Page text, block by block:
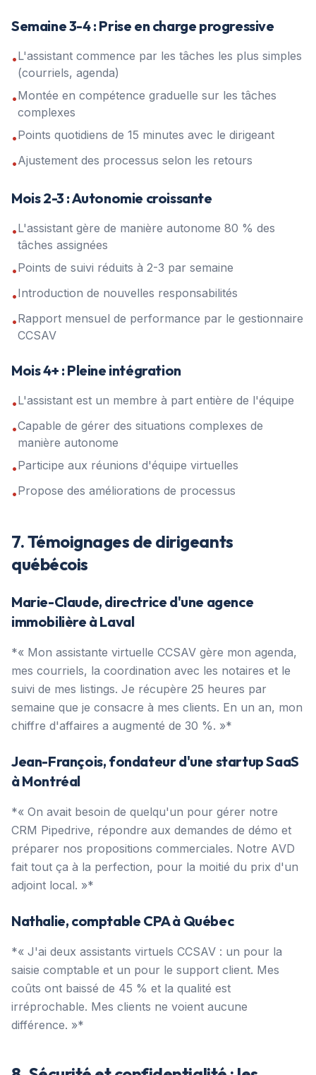
Semaine 3-4 : Prise en charge progressive
•L'assistant commence par les tâches les plus simples
(courriels, agenda)
•Montée en compétence graduelle sur les tâches
complexes
•Points quotidiens de 15 minutes avec le dirigeant
•Ajustement des processus selon les retours
Mois 2-3 : Autonomie croissante
•L'assistant gère de manière autonome 80 % des
tâches assignées
•Points de suivi réduits à 2-3 par semaine
•Introduction de nouvelles responsabilités
•Rapport mensuel de performance par le gestionnaire
CCSAV
Mois 4+ : Pleine intégration
•L'assistant est un membre à part entière de l'équipe
•Capable de gérer des situations complexes de
manière autonome
•Participe aux réunions d'équipe virtuelles
•Propose des améliorations de processus
7. Témoignages de dirigeants
québécois
Marie-Claude, directrice d'une agence
immobilière à Laval
*« Mon assistante virtuelle CCSAV gère mon agenda,
mes courriels, la coordination avec les notaires et le
suivi de mes listings. Je récupère 25 heures par
semaine que je consacre à mes clients. En un an, mon
chiffre d'affaires a augmenté de 30 %. »*
Jean-François, fondateur d'une startup SaaS
à Montréal
*« On avait besoin de quelqu'un pour gérer notre
CRM Pipedrive, répondre aux demandes de démo et
préparer nos propositions commerciales. Notre AVD
fait tout ça à la perfection, pour la moitié du prix d'un
adjoint local. »*
Nathalie, comptable CPA à Québec
*« J'ai deux assistants virtuels CCSAV : un pour la
saisie comptable et un pour le support client. Mes
coûts ont baissé de 45 % et la qualité est
irréprochable. Mes clients ne voient aucune
différence. »*